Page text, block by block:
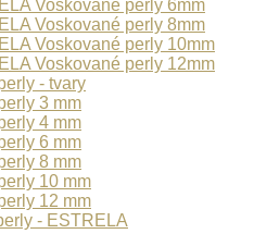
Voskované perly 6mm
Voskované perly 8mm
Voskované perly 10mm
Voskované perly 12mm
- tvary
3 mm
4 mm
6 mm
8 mm
10 mm
12 mm
- ESTRELA